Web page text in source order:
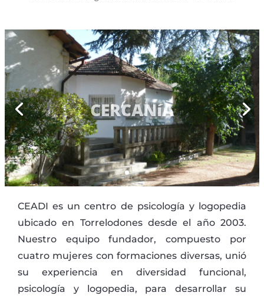
CERCANíA
CEADI es un centro de psicología y logopedia
ubicado en Torrelodones desde el año 2003.
Nuestro equipo fundador, compuesto por
cuatro mujeres con formaciones diversas, unió
su experiencia en diversidad funcional,
psicología y logopedia, para desarrollar su